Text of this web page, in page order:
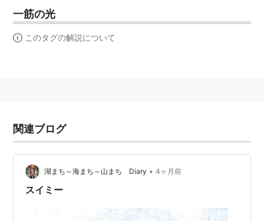
一筋の光
このタグの解説について
関連ブログ
湖まち～海まち～山まち Diary • 4ヶ月前
スイミー